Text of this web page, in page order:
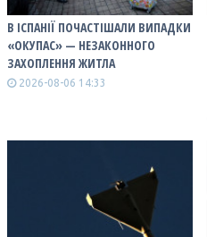
В ІСПАНІЇ ПОЧАСТІШАЛИ ВИПАДКИ
«ОКУПАС» — НЕЗАКОННОГО
ЗАХОПЛЕННЯ ЖИТЛА
2026-08-06 14:33